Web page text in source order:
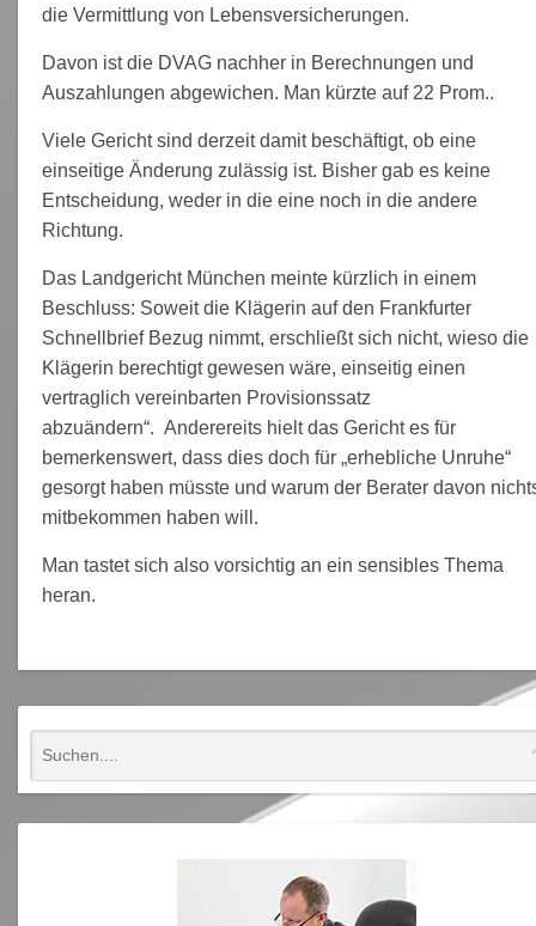
die Vermittlung von Lebensversicherungen.
Davon ist die DVAG nachher in Berechnungen und
Auszahlungen abgewichen. Man kürzte auf 22 Prom..
Viele Gericht sind derzeit damit beschäftigt, ob eine
einseitige Änderung zulässig ist. Bisher gab es keine
Entscheidung, weder in die eine noch in die andere
Richtung.
Das Landgericht München meinte kürzlich in einem
Beschluss: Soweit die Klägerin auf den Frankfurter
Schnellbrief Bezug nimmt, erschließt sich nicht, wieso die
Klägerin berechtigt gewesen wäre, einseitig einen
vertraglich vereinbarten Provisionssatz
abzuändern“. Anderereits hielt das Gericht es für
bemerkenswert, dass dies doch für „erhebliche Unruhe“
gesorgt haben müsste und warum der Berater davon
mitbekommen haben will.
Man tastet sich also vorsichtig an ein sensibles Thema
heran.